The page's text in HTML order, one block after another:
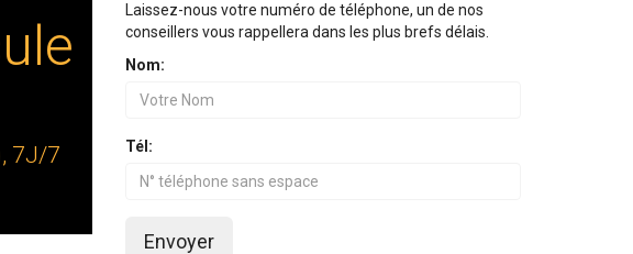
7J/7
Laissez-nous votre numéro de téléphone, un de nos
conseillers vous rappellera dans les plus brefs délais.
Nom:
Tél:
Envoyer